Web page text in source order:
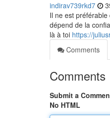
indirav739rkd7
Il ne est
dépend de la
là à toi https://
Comments
Comments
Submit a
No HTML